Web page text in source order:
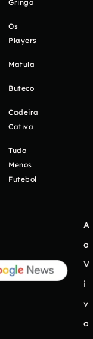
Gringa
Os
Players
Matula
Buteco
Cadeira
Cativa
Tudo
Menos
Futebol
A
o
V
i
v
o